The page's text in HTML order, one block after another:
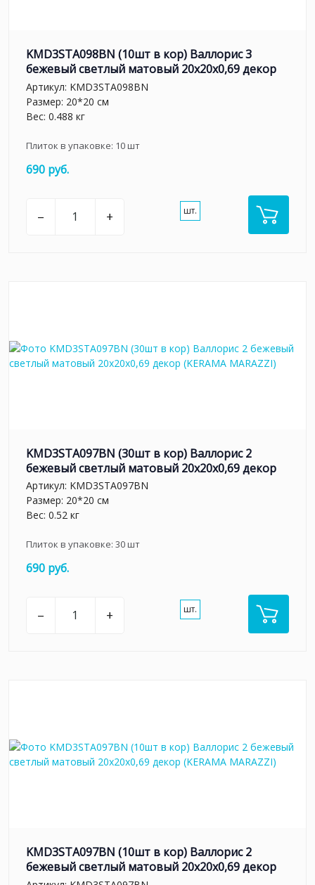
KMD3STA098BN (10шт в кор) Валлорис 3
бежевый светлый матовый 20x20x0,69 декор
Артикул: KMD3STA098BN
Размер: 20*20 см
Вес: 0.488 кг
Плиток в упаковке: 10шт
690 руб.
– + шт.
KMD3STA097BN (30шт в кор) Валлорис 2
бежевый светлый матовый 20x20x0,69 декор
Артикул: KMD3STA097BN
Размер: 20*20 см
Вес: 0.52 кг
Плиток в упаковке: 30шт
690 руб.
– + шт.
KMD3STA097BN (10шт в кор) Валлорис 2
бежевый светлый матовый 20x20x0,69 декор